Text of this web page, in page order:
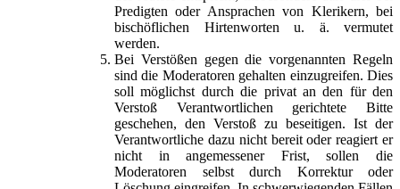
Predigten oder Ansprachen von Klerikern, bei
bischöflichen Hirtenworten u. ä. vermutet
werden.
Bei Verstößen gegen die vorgenannten Regeln
sind die Moderatoren gehalten einzugreifen. Dies
soll möglichst durch die privat an den für den
Verstoß Verantwortlichen gerichtete Bitte
geschehen, den Verstoß zu beseitigen. Ist der
Verantwortliche dazu nicht bereit oder reagiert er
nicht in angemessener Frist, sollen die
Moderatoren selbst durch Korrektur oder